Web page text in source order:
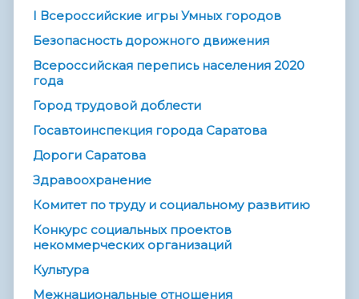
I Всероссийские игры Умных городов
Безопасность дорожного движения
Всероссийская перепись населения 2020
года
Город трудовой доблести
Госавтоинспекция города Саратова
Дороги Саратова
Здравоохранение
Комитет по труду и социальному развитию
Конкурс социальных проектов
некоммерческих организаций
Культура
Межнациональные отношения